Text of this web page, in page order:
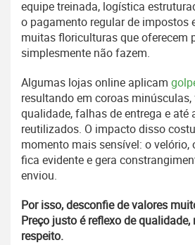
equipe treinada, logística
o pagamento regular de impostos
muitas floriculturas que oferecem
simplesmente não fazem.
Algumas lojas online aplicam
resultando em coroas minúsculas,
qualidade, falhas de entrega e até
reutilizados. O impacto disso
momento mais sensível: o velório,
fica evidente e gera
enviou.
Por isso, desconfie de valores
Preço justo é reflexo de
respeito.